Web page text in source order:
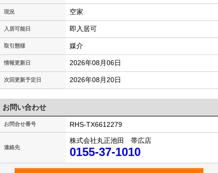
現況 空家
入居可能日 即入居可
取引態様 媒介
情報更新日 2026年08月06日
次回更新予定日 2026年08月20日
お問い合わせ
お問合せ番号 RHS-TX6612279
連絡先
株式会社丸正池田 帯広店
0155-37-1010